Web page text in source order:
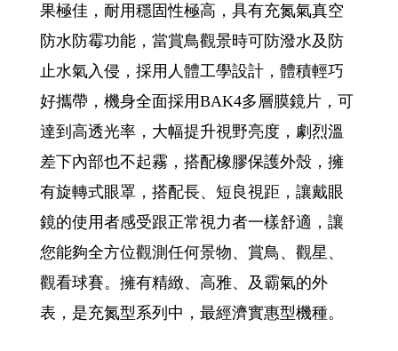
果極佳，耐用穩固性極高，具有充氮氣真空
防水防霉功能，當賞鳥觀景時可防潑水及防
止水氣入侵，採用人體工學設計，體積輕巧
好攜帶，機身全面採用BAK4多層膜鏡片，可
達到高透光率，大幅提升視野亮度，劇烈溫
差下內部也不起霧，搭配橡膠保護外殼，擁
有旋轉式眼罩，搭配長、短良視距，讓戴眼
鏡的使用者感受跟正常視力者一樣舒適，讓
您能夠全方位觀測任何景物、賞鳥、觀星、
觀看球賽。擁有精緻、高雅、及霸氣的外
表，是充氮型系列中，最經濟實惠型機種。